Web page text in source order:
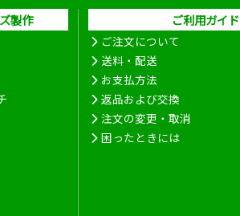
製作 ご利用ガイド
ご注文について
送料・配送
お支払方法
返品および交換
注文の変更・取消
困ったときには